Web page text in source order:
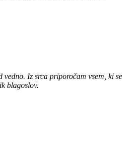
Iz srca priporočam vsem, ki se
blagoslov.